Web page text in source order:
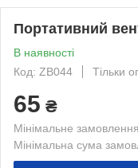
Портативний
В наявності
Код: ZB044
Тільки
65 ₴
Мінімальне
Мінімальна сума